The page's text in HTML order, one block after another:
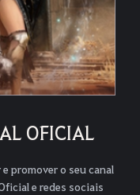
OFICIAL
promover o seu canal
e redes sociais